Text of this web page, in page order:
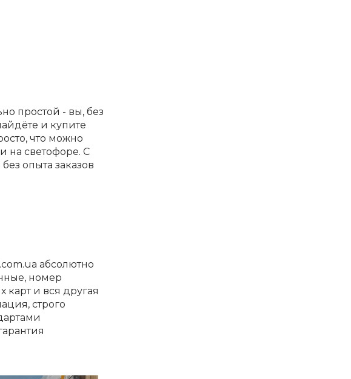
простой - вы, без
и купите
что можно
на светофоре. С
опыта заказов
абсолютно
номер
карт и вся другая
строго